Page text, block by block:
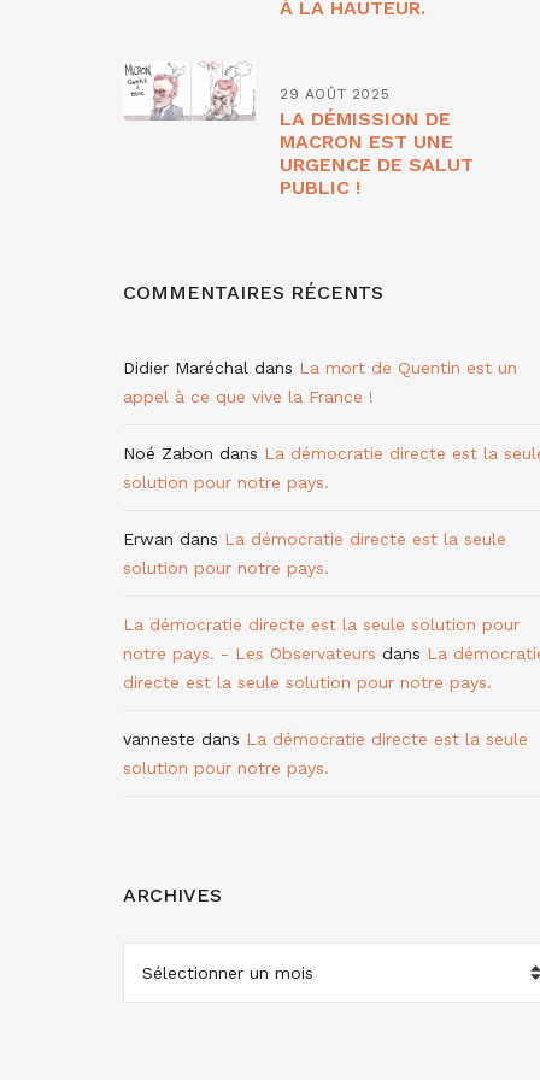
À LA HAUTEUR.
29 AOÛT 2025
LA DÉMISSION DE
MACRON EST UNE
URGENCE DE SALUT
PUBLIC !
COMMENTAIRES RÉCENTS
Didier Maréchal dans La mort de Quentin est un
appel à ce que vive la France !
Noé Zabon dans La démocratie directe est la
solution pour notre pays.
Erwan dans La démocratie directe est la seule
solution pour notre pays.
La démocratie directe est la seule solution pour
notre pays. - Les Observateurs dans La
directe est la seule solution pour notre pays.
vanneste dans La démocratie directe est la seule
solution pour notre pays.
ARCHIVES
ARCHIVES